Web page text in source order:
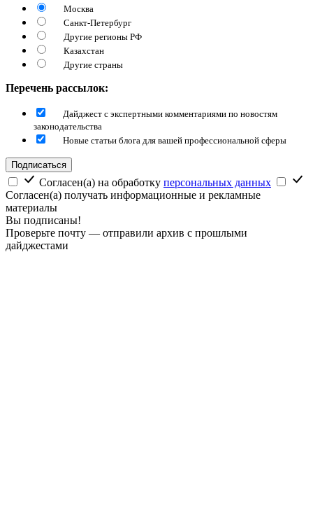
Москва
Санкт-Петербург
Другие регионы РФ
Казахстан
Другие страны
Перечень рассылок:
Дайджест с экспертными комментариями по новостям
законодательства
Новые статьи блога для вашей профессиональной сферы
Подписаться
Согласен(а) на обработку персональных данных
Согласен(а) получать информационные и рекламные
материалы
Вы подписаны!
Проверьте почту — отправили архив с прошлыми
дайджестами